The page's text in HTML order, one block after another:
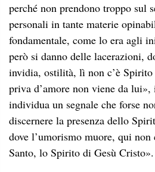
perché non prendono troppo sul
personali in tante materie
fondamentale, come lo era agli
però si danno delle lacerazioni,
invidia, ostilità, lì non c’è Spirito
priva d’amore non viene da lui»,
individua un segnale che forse
discernere la presenza dello
dove l’umorismo muore, qui
Santo, lo Spirito di Gesù Cristo».